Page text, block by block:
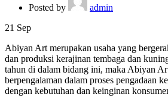
Posted by
admin
21 Sep
Abiyan Art merupakan usaha yang
dan produksi kerajinan tembaga dan
tahun di dalam bidang ini, maka Abiyan
berpengalaman dalam proses pengadaan
dengan kebutuhan dan keinginan